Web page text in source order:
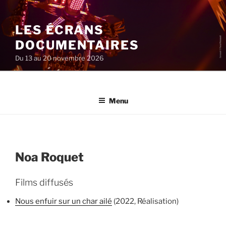
au
contenu
principal
LES ÉCRANS
DOCUMENTAIRES
Du 13 au 20 novembre 2026
Menu
Noa Roquet
Films diffusés
Nous enfuir sur un char ailé (2022, Réalisation)